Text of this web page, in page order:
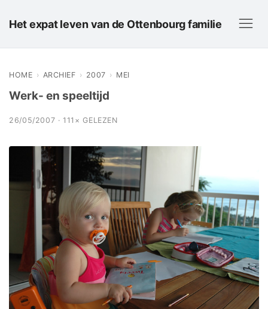
Het expat leven van de Ottenbourg familie
HOME › ARCHIEF › 2007 › MEI
Werk- en speeltijd
26/05/2007 · 111× GELEZEN